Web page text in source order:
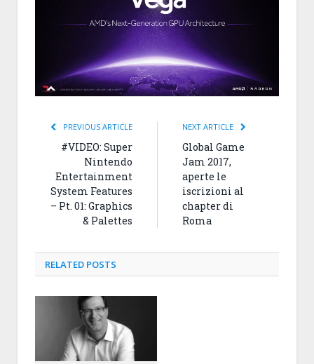
PREVIOUS ARTICLE
#VIDEO: Super
Nintendo
Entertainment
System Features
– Pt. 01: Graphics
& Palettes
NEXT ARTICLE
Global Game
Jam 2017,
aperte le
iscrizioni al
chapter di
Roma
RELATED POSTS